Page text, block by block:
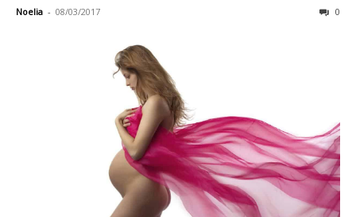
Noelia - 08/03/2017 0